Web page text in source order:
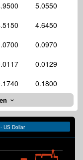
5.0550
4.6450
0.0970
0.0129
0.1800